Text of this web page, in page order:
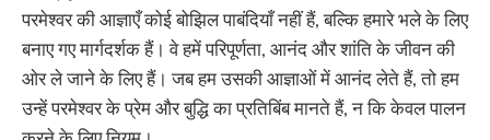
परमेश्वर की आज्ञाएँ कोई बोझिल पाबंदियाँ नहीं हैं, बल्कि हमारे भले के लिए
बनाए गए मार्गदर्शक हैं। वे हमें परिपूर्णता, आनंद और शांति के जीवन की
ओर ले जाने के लिए हैं। जब हम उसकी आज्ञाओं में आनंद लेते हैं, तो हम
उन्हें परमेश्वर के प्रेम और बुद्धि का प्रतिबिंब मानते हैं, न कि केवल पालन